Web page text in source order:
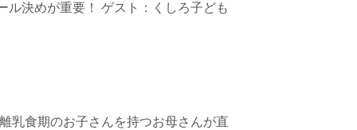
ル決めが重要！ ゲスト：くしろ子ども
乳食期のお子さんを持つお母さんが直